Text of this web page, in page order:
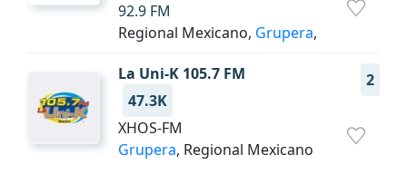
92.9 FM
Regional Mexicano, Grupera,
La Uni-K 105.7 FM
2
47.3K
XHOS-FM
Grupera, Regional Mexicano